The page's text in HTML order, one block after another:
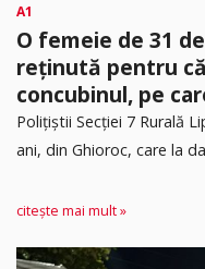
A1
O femeie de 31
reținută pentru
concubinul, pe
​Polițiștii Secției 7 Rurală
ani, din Ghioroc, care la
citește mai mult »